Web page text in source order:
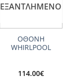
ΕΞΑΝΤΛΗΜΈΝΟ
ΟΘΟΝΗ
WHIRLPOOL
114.00€